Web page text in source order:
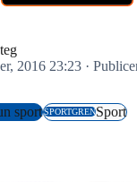
2016 23:23 ·
sportSPORTGRENSport